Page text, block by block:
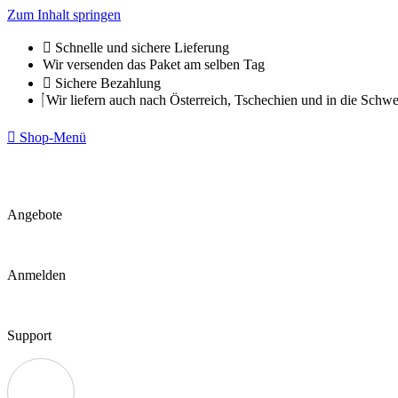
Zum Inhalt springen
Schnelle und sichere Lieferung
Wir versenden das Paket am selben Tag
Sichere Bezahlung
Wir liefern auch nach Österreich, Tschechien und in die
Shop-Menü
Angebote
Anmelden
Support